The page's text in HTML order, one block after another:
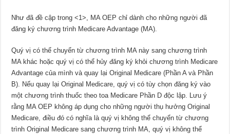
Như đã đề cập trong <1>, MA OEP chỉ dành cho những người đã
đăng ký chương trình Medicare Advantage (MA).
Quý vị có thể chuyển từ chương trình MA này sang chương trình
MA khác hoặc quý vị có thể hủy đăng ký khỏi chương trình Medicare
Advantage của mình và quay lại Original Medicare (Phần A và Phần
B). Nếu quay lại Original Medicare, quý vị có tùy chọn đăng ký vào
một chương trình thuốc theo toa Medicare Phần D độc lập. Lưu ý
rằng MA OEP không áp dụng cho những người thụ hưởng Original
Medicare, điều đó có nghĩa là quý vị không thể chuyển từ chương
trình Original Medicare sang chương trình MA, quý vị không thể